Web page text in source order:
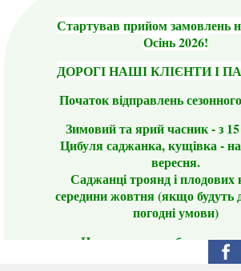
Стартував прийом
Осінь 2026!
ДОРОГІ НАШІ КЛІЄНТИ І
Початок відправлень
Зимовий та ярий часник - з
Цибуля саджанка, кущівка -
вересня.
Саджанці троянд і плодових
середини жовтня (якщо будуть
погодні умови)
Цього сезону ви будете
традиційно гарним